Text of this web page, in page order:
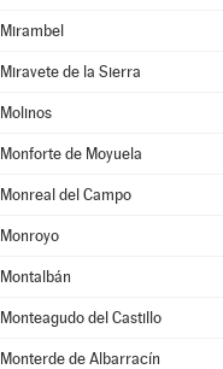
Mirambel
Miravete de la Sierra
Molinos
Monforte de Moyuela
Monreal del Campo
Monroyo
Montalbán
Monteagudo del Castillo
Monterde de Albarracín